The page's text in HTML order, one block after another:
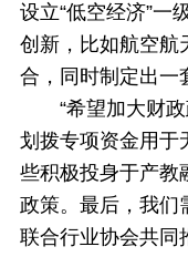
设立“低空经济”一
创新，比如航空航
合，同时制定出一
“希望加大财
划拨专项资金用于
些积极投身于产教
政策。最后，我们
联合行业协会共同